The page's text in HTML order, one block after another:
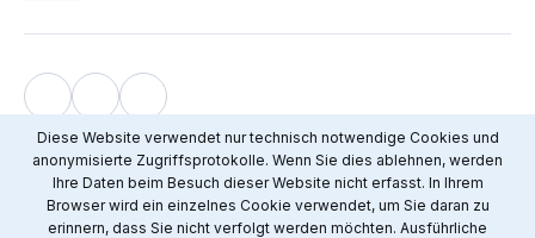
Diese Website verwendet nur technisch notwendige Cookies und
anonymisierte Zugriffsprotokolle. Wenn Sie dies ablehnen, werden
Ihre Daten beim Besuch dieser Website nicht erfasst. In Ihrem
Browser wird ein einzelnes Cookie verwendet, um Sie daran zu
erinnern, dass Sie nicht verfolgt werden möchten. Ausführliche
© 2012 - 2026 Mediendienst Integration
Impressum
Datenschutz